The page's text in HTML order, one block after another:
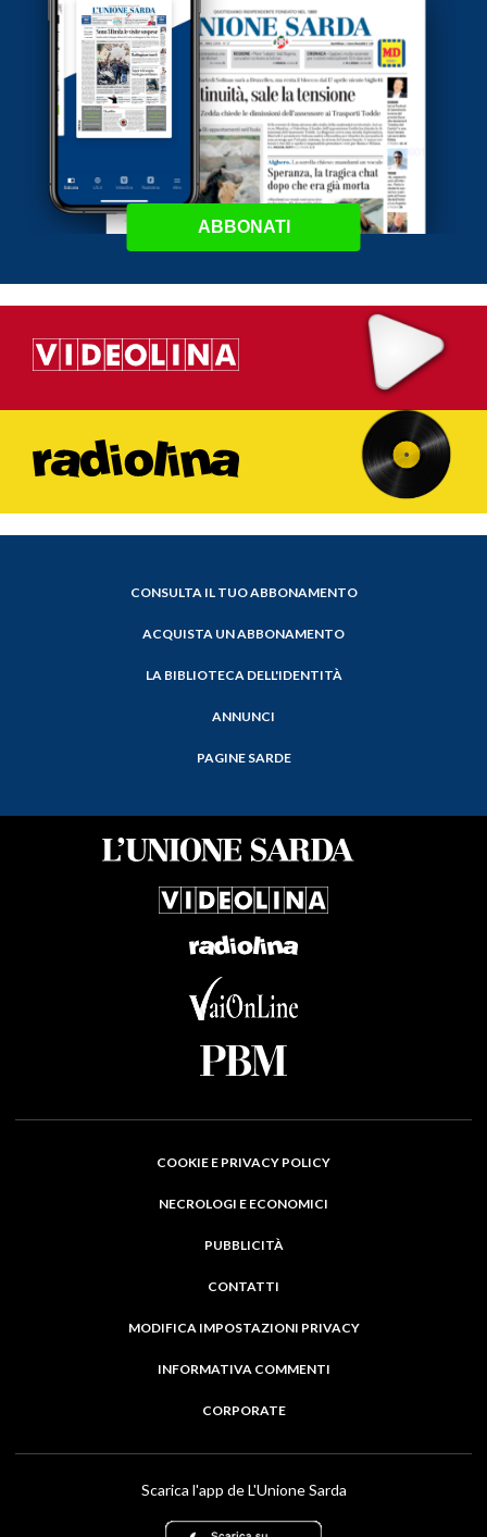
ABBONATI
CONSULTA IL TUO ABBONAMENTO
ACQUISTA UN ABBONAMENTO
LA BIBLIOTECA DELL'IDENTITÀ
ANNUNCI
PAGINE SARDE
COOKIE E PRIVACY POLICY
NECROLOGI E ECONOMICI
PUBBLICITÀ
CONTATTI
MODIFICA IMPOSTAZIONI PRIVACY
INFORMATIVA COMMENTI
CORPORATE
Scarica l'app de L'Unione Sarda